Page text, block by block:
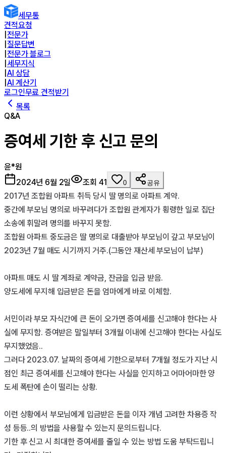
세무통
견적요청
전문가
질문답변
전문가 블로그
세무지식
AI 상담
AI 계산기
로그인무료 견적받기
목록
Q&A
증여세 기한 후 신고 문의
윤*원
2024년 6월 2일
조회 41 0 공유
2017년 조합원 아파트 취득 당시 딸 명의로 아파트 계약.
중간에 부모님 명의로 바꾸려다가 조합원 관계자가 횡령한 일로 집단
소송에 휘말려 명의를 바꾸지 못함.
조합원 아파트 중도금은 딸 명의로 대출받아 부모님이 갚고 부모님이
2023년 7월 매도 시기까지 거주.(그동안 재산세 부모님이 납부)
아파트 매도 시 딸 계좌로 계약금, 잔금을 입금 받음.
양도세에 무지해 입금받은 돈을 엄마에게 바로 이체함.
서민이라 부모 자식간에 큰 돈이 오가면 증여세를 신고해야 한다는 사
실에 무지함. 증여받은 말일부터 3개월 이내에 신고해야 한다는 사실도
무지했었음..
그러다 2023.07. 날짜의 증여세 기한으로부터 7개월 정도가 지난 시
점인 최근 증여세를 신고해야 한다는 사실을 인지하고 어마어마한 양
도세 폭탄에 손이 떨리는 상황.
이런 상황에서 부모님에게 입금받은 돈을 이자 개념 고려한 차용증 작
성 등등..의 방법을 사용할 수 있는지 문의드립니다.
기한 후 신고 시 최대한 증여세를 줄일 수 있는 방법 도움 부탁드립니